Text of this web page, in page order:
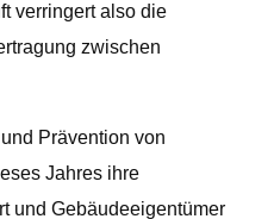
verringert also die
zwischen
Prävention von
Jahres ihre
und Gebäudeeigentümer